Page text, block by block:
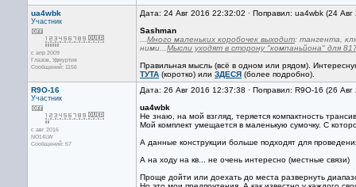
ua4wbk
Участник
с апр 2009
Глазов, Удмуртия
Сообщений: 1156
Дата: 24 Авг 2016 22:32:02 · Поправил: ua4wbk (24
Sashman
Много маленьких коробочек выходит: тангента,
ними... Мысли уходят в сторону "компаньйона" для
Правильная мысль (всё в одном или рядом).
ТУТА (коротко) или ЗДЕСЯ (более подробно).
R9O-16
Участник
с авг 2016
NO14LW
Сообщений: 57
Дата: 26 Авг 2016 12:37:38 · Поправил: R9O-16 (26
ua4wbk
Не знаю, на мой взгляд, теряется компактность
Мой комплект умещается в маленькую сумочку. С
А данные конструкции больше подходят для
А на ходу на кв... не очень интересно (местные связи)
Проще дойти или доехать до места развернуть